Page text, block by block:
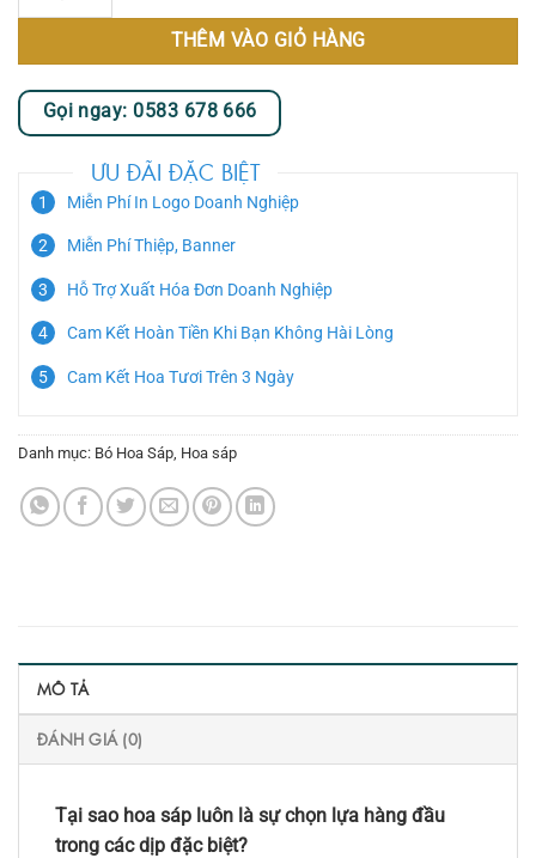
THÊM VÀO GIỎ HÀNG
Gọi ngay: 0583 678 666
ƯU ĐÃI ĐẶC BIỆT
Miễn Phí In Logo Doanh Nghiệp
Miễn Phí Thiệp, Banner
Hỗ Trợ Xuất Hóa Đơn Doanh Nghiệp
Cam Kết Hoàn Tiền Khi Bạn Không Hài Lòng
Cam Kết Hoa Tươi Trên 3 Ngày
Danh mục: Bó Hoa Sáp, Hoa sáp
MÔ TẢ
ĐÁNH GIÁ (0)
Tại sao hoa sáp luôn là sự chọn lựa hàng đầu
trong các dịp đặc biệt?